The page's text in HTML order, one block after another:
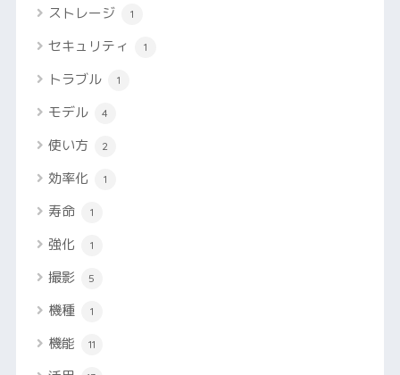
ストレージ 1
セキュリティ 1
トラブル 1
モデル 4
使い方 2
効率化 1
寿命 1
強化 1
撮影 5
機種 1
機能 11